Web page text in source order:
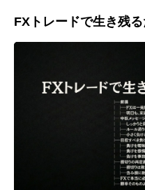
FXトレードで生き残る